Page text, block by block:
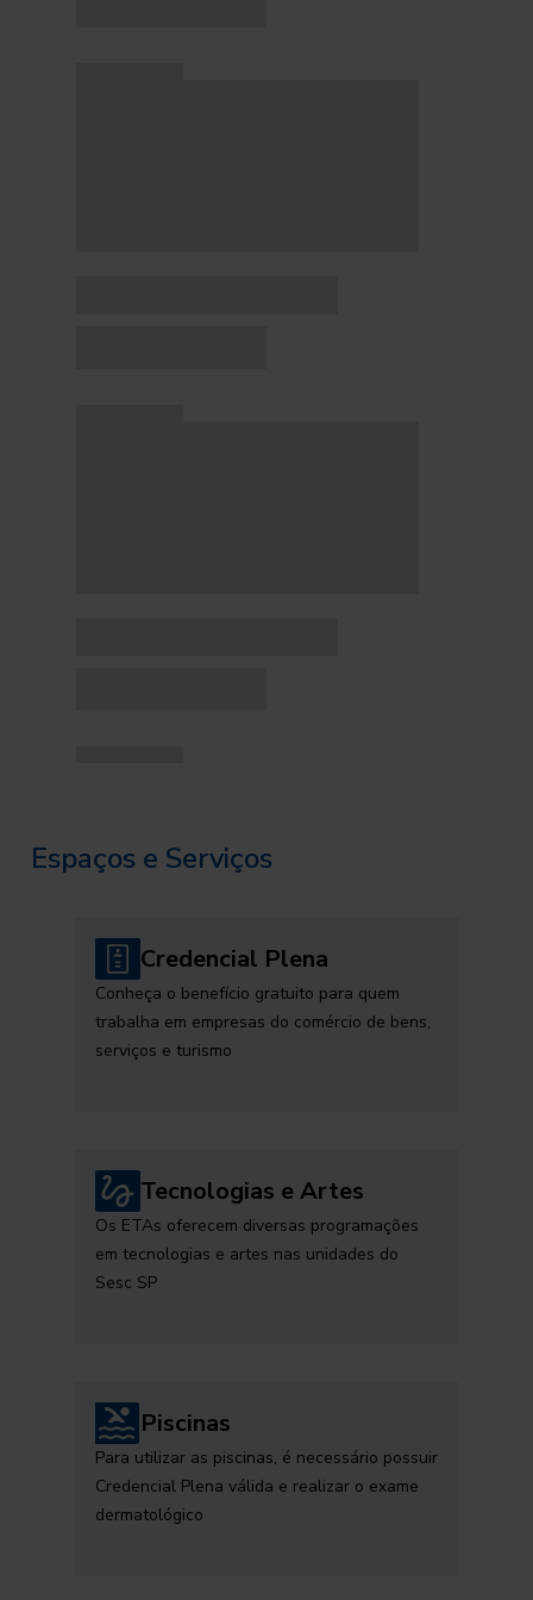
Espaços e Serviços
Credencial Plena
Conheça o benefício gratuito para quem
trabalha em empresas do comércio de bens,
serviços e turismo
Tecnologias e Artes
Os ETAs oferecem diversas programações
em tecnologias e artes nas unidades do
Sesc SP
Piscinas
Para utilizar as piscinas, é necessário possuir
Credencial Plena válida e realizar o exame
dermatológico